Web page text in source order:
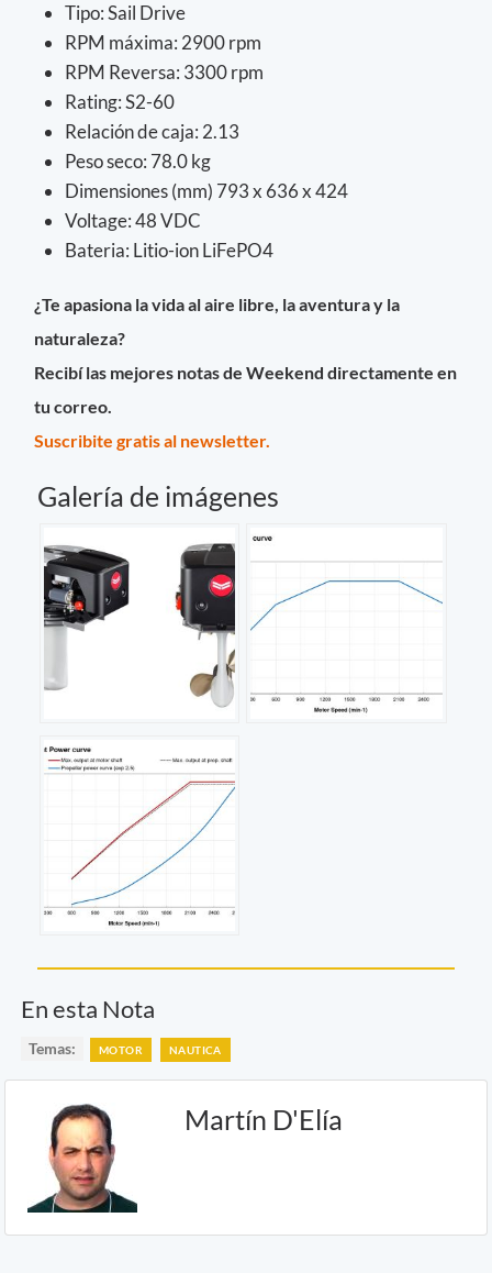
Tipo: Sail Drive
RPM máxima: 2900 rpm
RPM Reversa: 3300 rpm
Rating: S2-60
Relación de caja: 2.13
Peso seco: 78.0 kg
Dimensiones (mm) 793 x 636 x 424
Voltage: 48 VDC
Bateria: Litio-ion LiFePO4
¿Te apasiona la vida al aire libre, la aventura y la
naturaleza?
Recibí las mejores notas de Weekend directamente en
tu correo.
Suscribite gratis al newsletter.
Galería de imágenes
En esta Nota
Temas: MOTOR NAUTICA
Martín D'Elía